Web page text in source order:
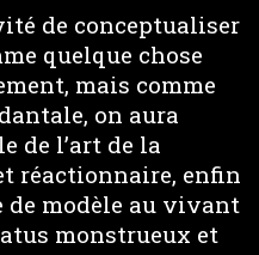
de conceptualiser
quelque chose
mais comme
on aura
de l’art de la
réactionnaire, enfin
de modèle au vivant
monstrueux et